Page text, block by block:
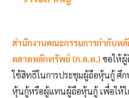
สำนักงานคณะกรรมการกำกับห
ตลาดหลักทรัพย์ (ก.ล.ต.) ขอให้ผู้
ใช้สิทธิในการประชุมผู้ถือหุ้นกู้ ศึ
หุ้นกู้หรือผู้แทนผู้ถือหุ้นกู้ เพื่อให้ไ